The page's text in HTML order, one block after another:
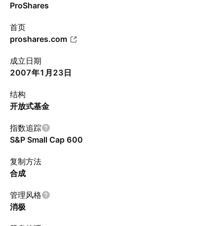
ProShares
首页
proshares.com
成立日期
2007年1月23日
结构
开放式基金
指数追踪
S&P Small Cap 600
复制方法
合成
管理风格
消极